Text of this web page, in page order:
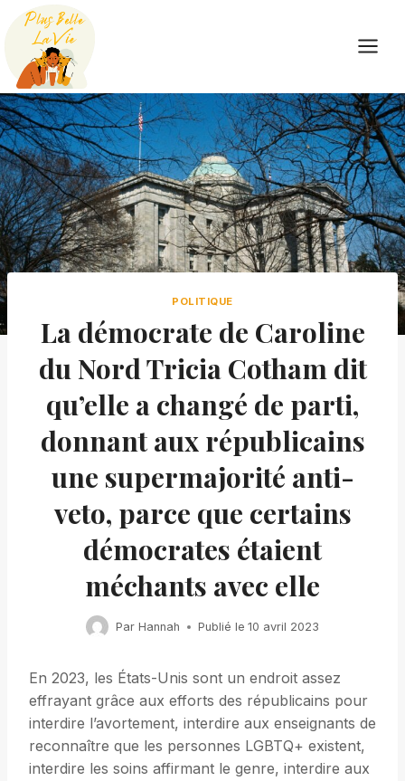
Skip
content
POLITIQUE
La démocrate de Caroline
du Nord Tricia Cotham dit
qu’elle a changé de parti,
donnant aux républicains
une supermajorité anti-
veto, parce que certains
démocrates étaient
méchants avec elle
Par Hannah Publié le 10 avril 2023
En 2023, les États-Unis sont un endroit assez
effrayant grâce aux efforts des républicains pour
interdire l’avortement, interdire aux enseignants de
reconnaître que les personnes LGBTQ+ existent,
interdire les soins affirmant le genre, interdire aux